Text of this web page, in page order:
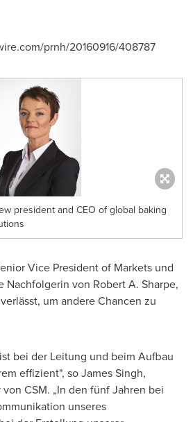
prnh/20160916/408787
president and CEO of global baking
Vice President of Markets und
Nachfolgerin von Robert A. Sharpe,
um andere Chancen zu
bei der Leitung und beim Aufbau
effizient", soJames Singh,
CSM. „In den fünf Jahren bei
unseres